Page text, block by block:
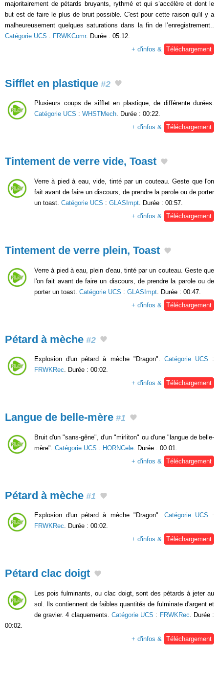
majoritairement de pétards bruyants, rythmé et qui s’accélère et dont le
but est de faire le plus de bruit possible. C'est pour cette raison qu'il y a
malheureusement quelques saturations dans la fin de l’enregistrement..
Catégorie UCS : FRWKComr. Durée : 05:12.
+ d'infos &
Téléchargement
Sifflet en plastique #2
Plusieurs coups de sifflet en plastique, de différente durées.
Catégorie UCS : WHSTMech. Durée : 00:22.
+ d'infos & Téléchargement
Tintement de verre vide, Toast
Verre à pied à eau, vide, tinté par un couteau. Geste que l'on
fait avant de faire un discours, de prendre la parole ou de porter
un toast. Catégorie UCS : GLASImpt . Durée : 00:57.
+ d'infos &
Téléchargement
Tintement de verre plein, Toast
Verre à pied à eau, plein d'eau, tinté par un couteau. Geste que
l'on fait avant de faire un discours, de prendre la parole ou de
porter un toast. Catégorie UCS : GLASImpt . Durée : 00:47.
+ d'infos &
Téléchargement
Pétard à mèche #2
Explosion d'un pétard à mèche "Dragon". Catégorie UCS :
FRWKRec. Durée : 00:02.
+ d'infos & Téléchargement
Langue de belle-mère #1
Bruit d'un "sans-gêne", d'un "mirliton" ou d'une "langue de belle-
mère". Catégorie UCS : HORNCele . Durée : 00:01.
+ d'infos &
Téléchargement
Pétard à mèche #1
Explosion d'un pétard à mèche "Dragon". Catégorie UCS :
FRWKRec. Durée : 00:02.
+ d'infos & Téléchargement
Pétard clac doigt
Les pois fulminants, ou clac doigt, sont des pétards à jeter au
sol. Ils contiennent de faibles quantités de fulminate d'argent et
de gravier. 4 claquements. Catégorie UCS : FRWKRec. Durée :
00:02.
+ d'infos & Téléchargement